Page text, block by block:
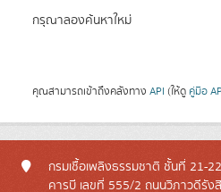
กรุณาลองค้นหาใหม่
คุณสามารถเข้าถึงคลังทาง API (ให้ดู คู่มือ
กรมเชื้อเพลิงธรรมชาติ ชั้นที่ 21-
คารบี เลขที่ 555/2 ถนนวิภาวดีรัง